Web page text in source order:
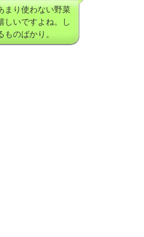
まり使わない野菜
しいですよね。し
のばかり。